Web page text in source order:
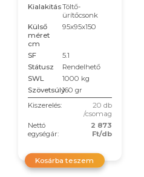
KialakitásTöltő-
ürítőcsonk
Külső
méret
cm
95x95x150
SF
5.1
Státusz
Rendelhető
SWL
1000 kg
Szövetsúly160 gr
Kiszerelés:
20 db
/csomag
Nettó
egységár:
2 873
Ft/db
Kosárba teszem